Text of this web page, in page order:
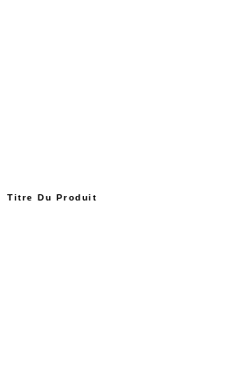
Titre Du Produit